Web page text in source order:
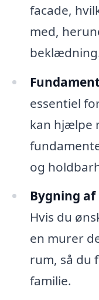
facade,
med,
essentiel
kan hjælpe
og
Bygning
Hvis du
en murer
rum, så du
familie.